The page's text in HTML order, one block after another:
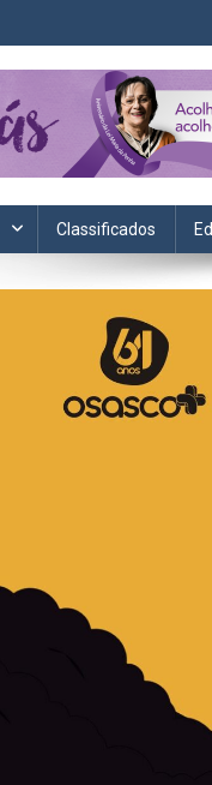
e cotidiano.
Classificados